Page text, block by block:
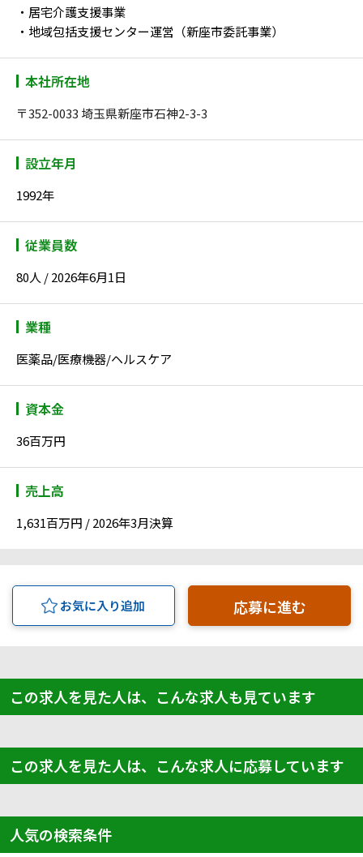
・居宅介護支援事業
・地域包括支援センター運営（新座市委託事業）
本社所在地
〒352-0033 埼玉県新座市石神2-3-3
設立年月
1992年
従業員数
80人 / 2026年6月1日
業種
医薬品/医療機器/ヘルスケア
資本金
36百万円
売上高
1,631百万円 / 2026年3月決算
お気に入り追加 応募に進む
この求人を見た人は、こんな求人も見ています
この求人を見た人は、こんな求人に応募しています
人気の検索条件